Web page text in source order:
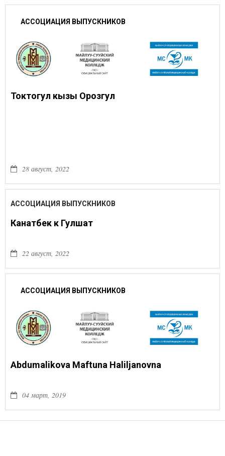
АССОЦИАЦИЯ ВЫПУСКНИКОВ
Токтогул кызы Орозгул
28 август, 2022
АССОЦИАЦИЯ ВЫПУСКНИКОВ
Канатбек к Гулшат
22 август, 2022
АССОЦИАЦИЯ ВЫПУСКНИКОВ
Abdumalikova Maftuna Haliljanovna
04 март, 2019